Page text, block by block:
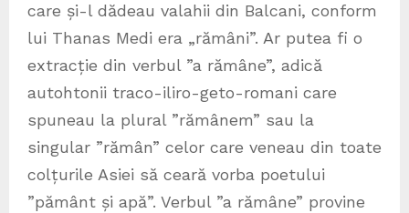
care și-l dădeau valahii din Balcani, conform
lui Thanas Medi era „rămâni”. Ar putea fi o
extracție din verbul ”a rămâne”, adică
autohtonii traco-iliro-geto-romani care
spuneau la plural ”rămânem” sau la
singular ”rămân” celor care veneau din toate
colțurile Asiei să ceară vorba poetului
”pământ și apă”. Verbul ”a rămâne” provine